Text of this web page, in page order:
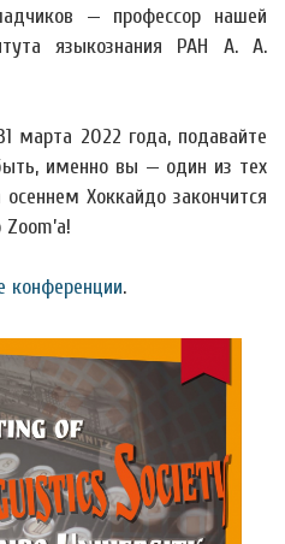
— профессор нашей
языкознания РАН А. А.
марта 2022 года, подавайте
именно вы — один из тех
Хоккайдо закончится
конференции.